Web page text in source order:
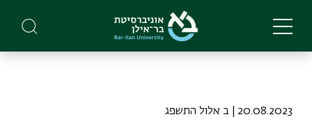
main
20.08.2023 | ב אלול התשפג